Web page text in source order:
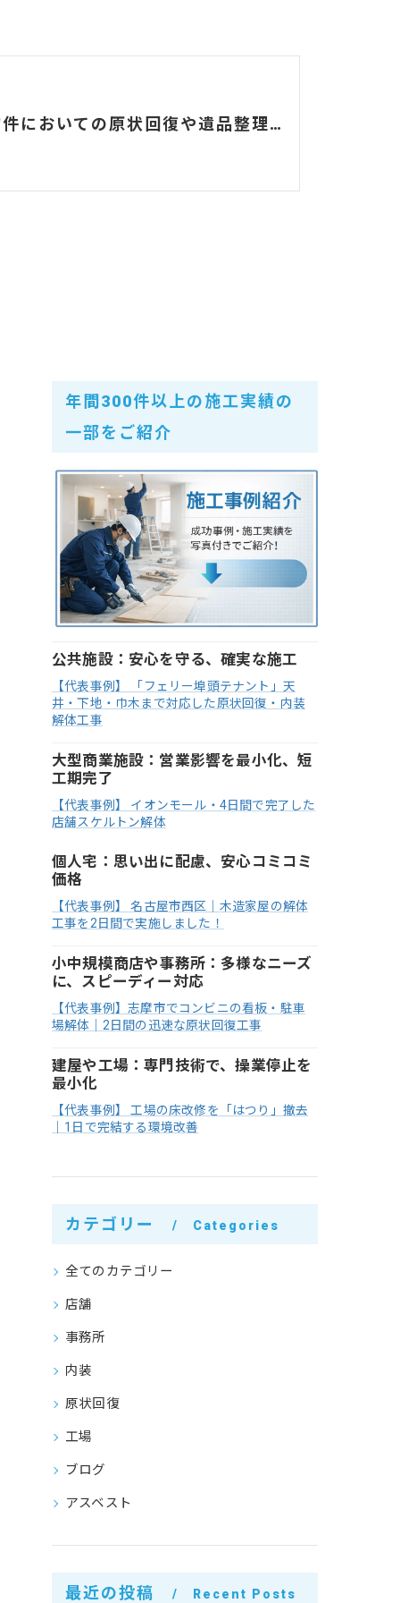
事故物件においての原状回復や遺品整理の注意点
年間300件以上の施工実績の
一部をご紹介
公共施設：安心を守る、確実な施工
【代表事例】 「フェリー埠頭テナント」天
井・下地・巾木まで対応した原状回復・内装
解体工事
大型商業施設：営業影響を最小化、短
工期完了
【代表事例】 イオンモール・4日間で完了した
店舗スケルトン解体
個人宅：思い出に配慮、安心コミコミ
価格
【代表事例】 名古屋市西区｜木造家屋の解体
工事を2日間で実施しました！
小中規模商店や事務所：多様なニーズ
に、スピーディー対応
【代表事例】志摩市でコンビニの看板・駐車
場解体｜2日間の迅速な原状回復工事
建屋や工場：専門技術で、操業停止を
最小化
【代表事例】 工場の床改修を「はつり」撤去
｜1日で完結する環境改善
カテゴリー Categories
全てのカテゴリー
店舗
事務所
内装
原状回復
工場
ブログ
アスベスト
最近の投稿 Recent Posts